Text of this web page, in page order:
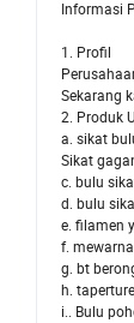
Informasi
1. Profil
Sekarang
2. Produk
a. sikat
Sikat
c. bulu
d. bulu
e. filamen
f.
g. bt
h.
i.. Bulu